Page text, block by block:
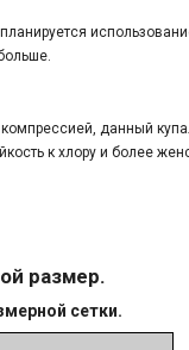
данный
к хлору и более
размер.
сетки.